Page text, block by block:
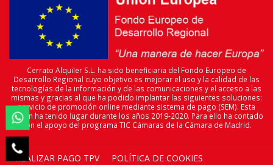


Cerrato Alquiler S.L. ha sido beneficiaria del Fondo Europeo de
Desarrollo Regional cuyo objetivo es mejorar el uso y la calidad de las
tecnologías de la información y de las comunicaciones y el acceso a las
mismas y gracias al que ha podido implantar las siguientes soluciones:
servicio de promoción online mediante sistema de pago (SEM). Esta
acción ha tenido lugar durante los años 2019-2020. Para ello ha contado
con el apoyo del programa TIC Cámaras de la Cámara de Madrid.
REALIZAR PAGO TPV
POLÍTICA DE COOKIES